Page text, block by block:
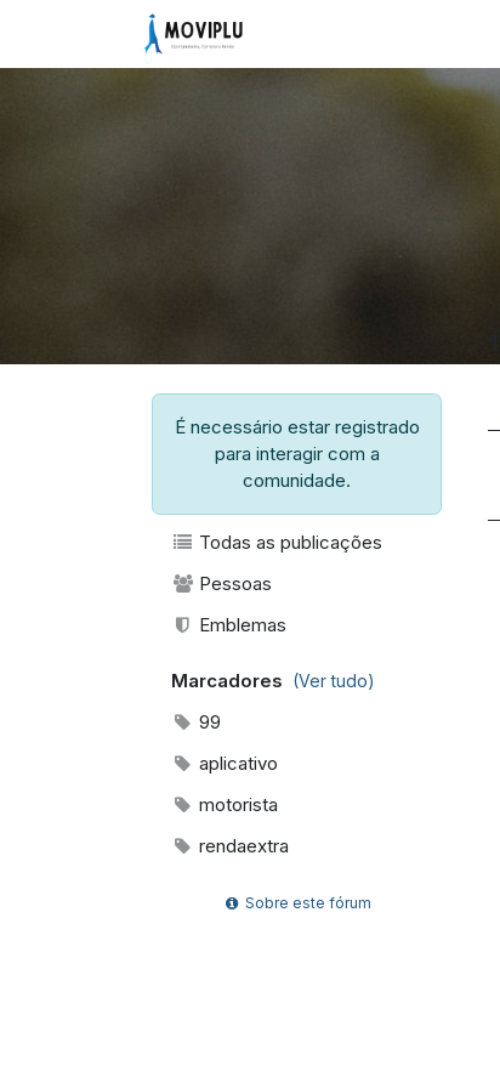
Pular para o conteúdo
É necessário estar registrado
para interagir com a
comunidade.
Todas as publicações
Pessoas
Emblemas
Marcadores (Ver tudo)
99
aplicativo
motorista
rendaextra
Sobre este fórum